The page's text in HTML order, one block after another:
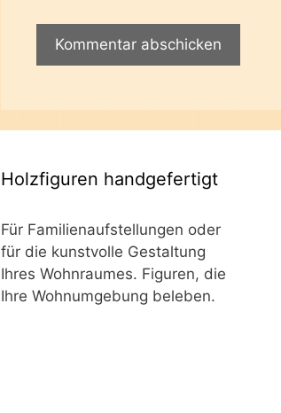
Holzfiguren handgefertigt
Für Familienaufstellungen oder
für die kunstvolle Gestaltung
Ihres Wohnraumes. Figuren, die
Ihre Wohnumgebung beleben.